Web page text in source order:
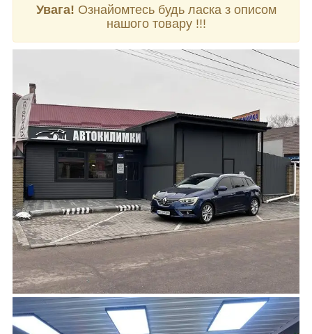
Увага! Ознайомтесь будь ласка з описом
нашого товару !!!